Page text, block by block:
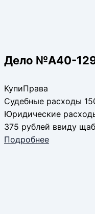
Дело №А40-
КупиПрава
Судебные расходы
Юридические
375 рублей ввиду
Подробнее